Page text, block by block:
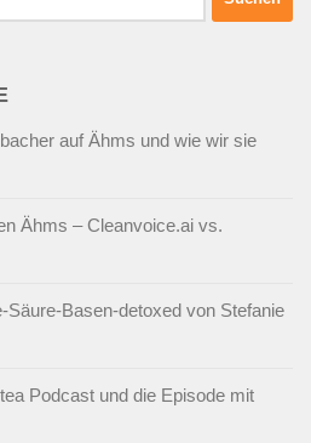
auf Ähms und wie wir sie
Ähms – Cleanvoice.ai vs.
Säure-Basen-detoxed von Stefanie
Podcast und die Episode mit